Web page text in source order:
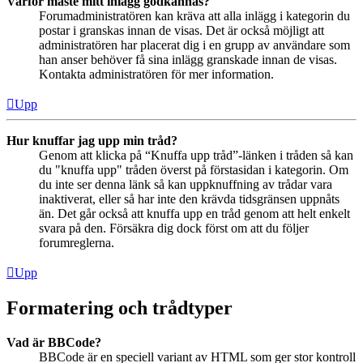
Forumadministratören kan kräva att alla inlägg i kategorin du
postar i granskas innan de visas. Det är också möjligt att
administratören har placerat dig i en grupp av användare som
han anser behöver få sina inlägg granskade innan de visas.
Kontakta administratören för mer information.
Upp
Hur knuffar jag upp min tråd?
Genom att klicka på “Knuffa upp tråd”-länken i tråden så kan
du "knuffa upp" tråden överst på förstasidan i kategorin. Om
du inte ser denna länk så kan uppknuffning av trådar vara
inaktiverat, eller så har inte den krävda tidsgränsen uppnåts
än. Det går också att knuffa upp en tråd genom att helt enkelt
svara på den. Försäkra dig dock först om att du följer
forumreglerna.
Upp
Formatering och trådtyper
Vad är BBCode?
BBCode är en speciell variant av HTML som ger stor kontroll